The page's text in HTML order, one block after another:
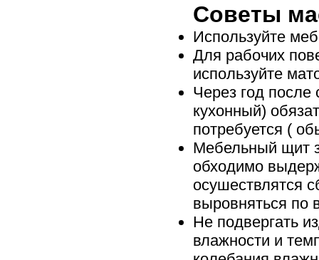
Советы
Используйте
Для рабочих
используйте
Через год после
кухонный)
потребуется (
Мебельный щит
обходимо
осушествлятся
выровняться по
Не подвергать
влажности и